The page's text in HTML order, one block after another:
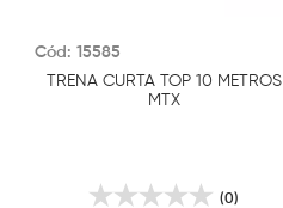
Cód: 15585
TRENA CURTA TOP 10 METROS
MTX
(0)